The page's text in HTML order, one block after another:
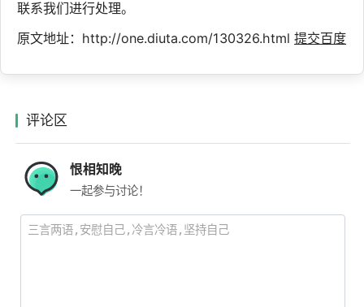
联系我们进行处理。
原文地址：http://one.diuta.com/130326.html 提交百度
评论区
恨相知晚
一起参与讨论！